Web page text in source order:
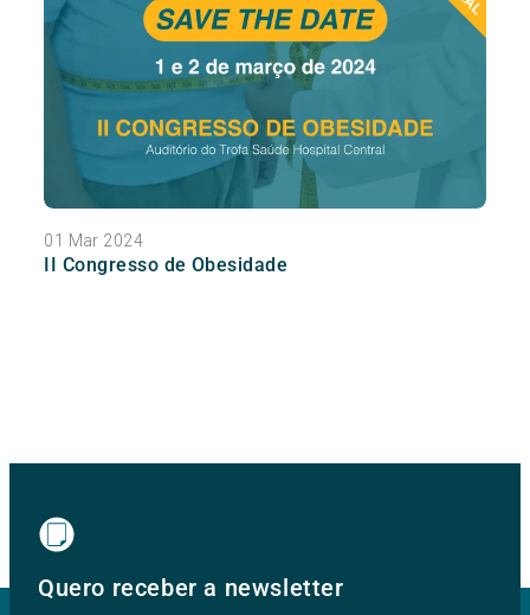
01 Mar 2024
II Congresso de Obesidade
Quero receber a newsletter